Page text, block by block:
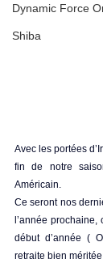
Dynamic Force
Shiba
Avec les portées
fin de notre
Américain.
Ce seront nos
l’année
début d’année (
retraite bien